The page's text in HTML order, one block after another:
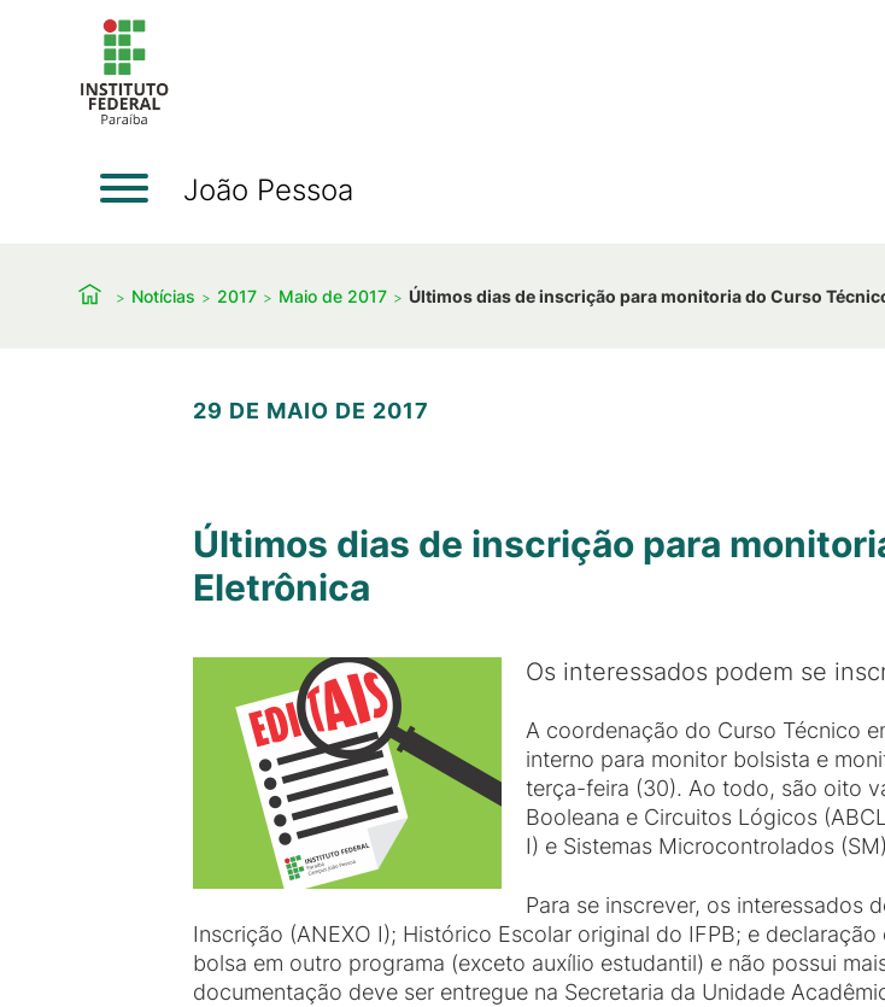
João Pessoa
Notícias 2017 Maio de 2017 Últimos dias de inscrição para monitoria do Curso
29 DE MAIO DE 2017
Últimos dias de inscrição para
Eletrônica
Os interessados podem se
A coordenação do Curso Técnico
interno para monitor bolsista e
terça-feira (30). Ao todo, são oito
Booleana e Circuitos Lógicos
I) e Sistemas Microcontrolados
Para se inscrever, os interessados
Inscrição (ANEXO I); Histórico Escolar original do IFPB; e
bolsa em outro programa (exceto auxílio estudantil) e não possui
documentação deve ser entregue na Secretaria da Unidade